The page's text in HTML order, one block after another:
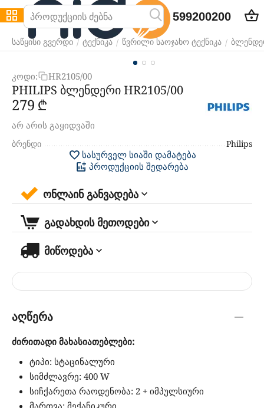
599200200
საწყისი გვერდი / ტექნიკა / წვრილი საოჯახო ტექნიკა /
კოდი: HR2105/00
PHILIPS ბლენდერი HR2105/00
‍279‍ ₾
არ არის გაყიდვაში
ბრენდი Philips
სასურველ სიაში დამატება
პროდუქციის შედარება
ონლაინ განვადება
გადახდის მეთოდები
მიწოდება
აღწერა
ძირითადი მახასიათებლები:
ტიპი: სტაცინალური
სიმძლავრე: 400 W
სიჩქარეთა რაოდენობა: 2 + იმპულსიური
მართვა: მექანიკური